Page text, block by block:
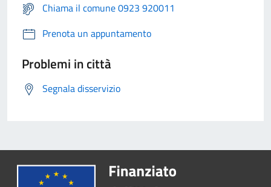
Chiama il comune 0923 920011
Prenota un appuntamento
Problemi in città
Segnala disservizio